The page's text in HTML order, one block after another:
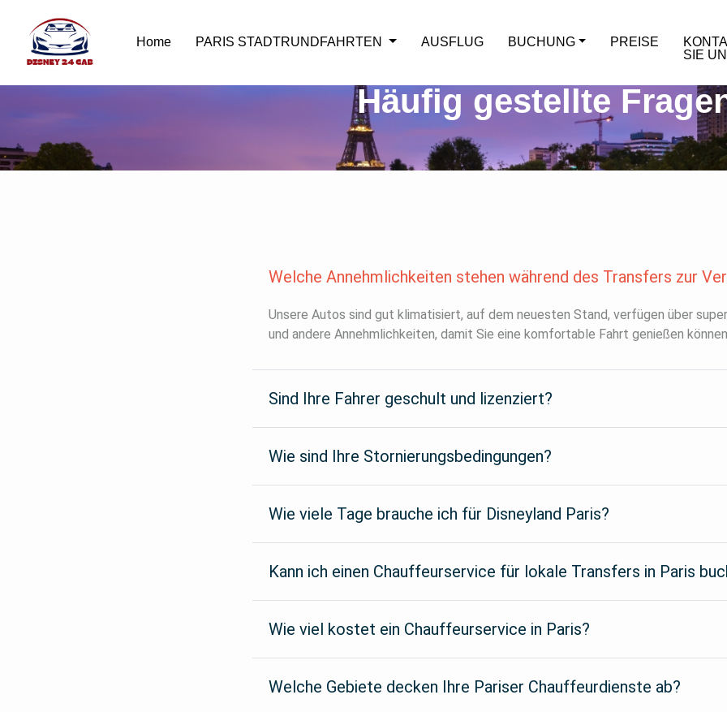
Home PARIS STADTRUNDFAHRTEN AUSFLUG BUCHUNG PREISE
SIE
Häufig gestellte
Welche Annehmlichkeiten stehen während des Transfers zur
Unsere Autos sind gut klimatisiert, auf dem neuesten Stand, verfügen über
und andere Annehmlichkeiten, damit Sie eine komfortable Fahrt genießen
Sind Ihre Fahrer geschult und lizenziert?
Wie sind Ihre Stornierungsbedingungen?
Wie viele Tage brauche ich für Disneyland Paris?
Kann ich einen Chauffeurservice für lokale Transfers in Paris
Wie viel kostet ein Chauffeurservice in Paris?
Welche Gebiete decken Ihre Pariser Chauffeurdienste ab?